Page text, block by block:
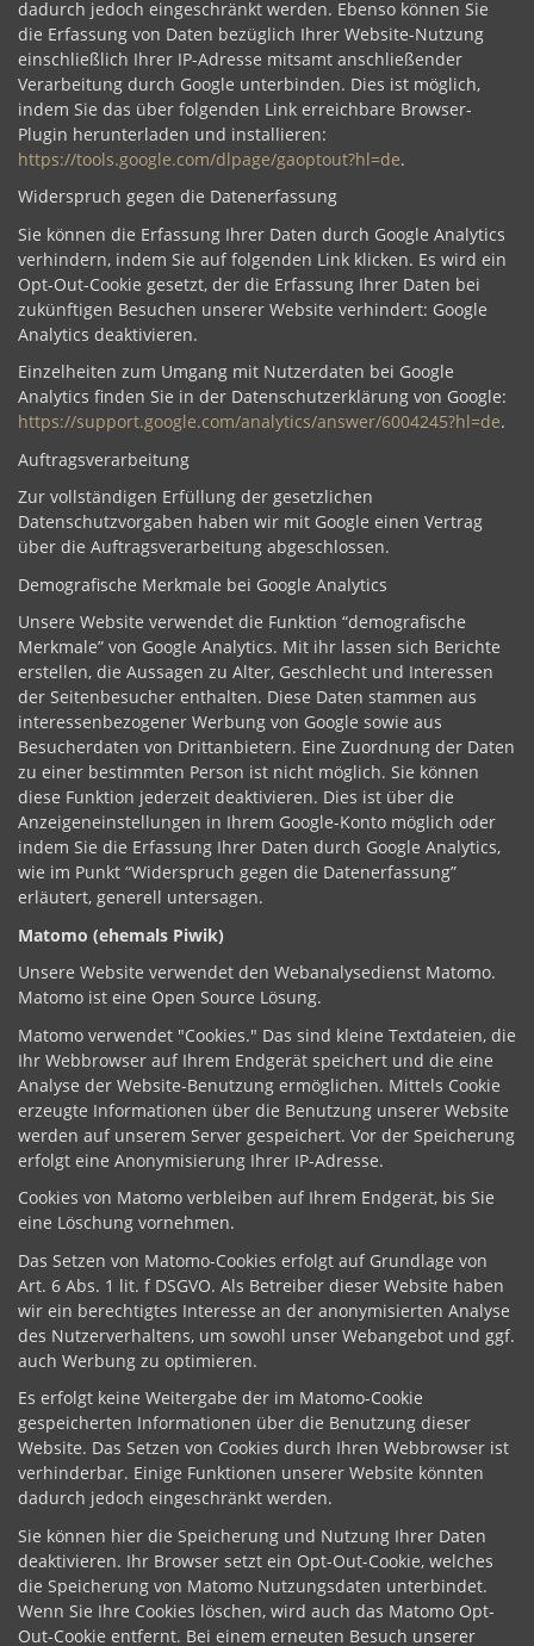
dadurch jedoch eingeschränkt werden. Ebenso können Sie
die Erfassung von Daten bezüglich Ihrer Website-Nutzung
einschließlich Ihrer IP-Adresse mitsamt anschließender
Verarbeitung durch Google unterbinden. Dies ist möglich,
indem Sie das über folgenden Link erreichbare Browser-
Plugin herunterladen und installieren:
https://tools.google.com/dlpage/gaoptout?hl=de.
Widerspruch gegen die Datenerfassung
Sie können die Erfassung Ihrer Daten durch Google Analytics
verhindern, indem Sie auf folgenden Link klicken. Es wird ein
Opt-Out-Cookie gesetzt, der die Erfassung Ihrer Daten bei
zukünftigen Besuchen unserer Website verhindert: Google
Analytics deaktivieren.
Einzelheiten zum Umgang mit Nutzerdaten bei Google
Analytics finden Sie in der Datenschutzerklärung von Google:
https://support.google.com/analytics/answer/6004245?hl=de.
Auftragsverarbeitung
Zur vollständigen Erfüllung der gesetzlichen
Datenschutzvorgaben haben wir mit Google einen Vertrag
über die Auftragsverarbeitung abgeschlossen.
Demografische Merkmale bei Google Analytics
Unsere Website verwendet die Funktion “demografische
Merkmale” von Google Analytics. Mit ihr lassen sich Berichte
erstellen, die Aussagen zu Alter, Geschlecht und Interessen
der Seitenbesucher enthalten. Diese Daten stammen aus
interessenbezogener Werbung von Google sowie aus
Besucherdaten von Drittanbietern. Eine Zuordnung der Daten
zu einer bestimmten Person ist nicht möglich. Sie können
diese Funktion jederzeit deaktivieren. Dies ist über die
Anzeigeneinstellungen in Ihrem Google-Konto möglich oder
indem Sie die Erfassung Ihrer Daten durch Google Analytics,
wie im Punkt “Widerspruch gegen die Datenerfassung”
erläutert, generell untersagen.
Matomo (ehemals Piwik)
Unsere Website verwendet den Webanalysedienst Matomo.
Matomo ist eine Open Source Lösung.
Matomo verwendet "Cookies." Das sind kleine Textdateien, die
Ihr Webbrowser auf Ihrem Endgerät speichert und die eine
Analyse der Website-Benutzung ermöglichen. Mittels Cookie
erzeugte Informationen über die Benutzung unserer Website
werden auf unserem Server gespeichert. Vor der Speicherung
erfolgt eine Anonymisierung Ihrer IP-Adresse.
Cookies von Matomo verbleiben auf Ihrem Endgerät, bis Sie
eine Löschung vornehmen.
Das Setzen von Matomo-Cookies erfolgt auf Grundlage von
Art. 6 Abs. 1 lit. f DSGVO. Als Betreiber dieser Website haben
wir ein berechtigtes Interesse an der anonymisierten Analyse
des Nutzerverhaltens, um sowohl unser Webangebot und ggf.
auch Werbung zu optimieren.
Es erfolgt keine Weitergabe der im Matomo-Cookie
gespeicherten Informationen über die Benutzung dieser
Website. Das Setzen von Cookies durch Ihren Webbrowser ist
verhinderbar. Einige Funktionen unserer Website könnten
dadurch jedoch eingeschränkt werden.
Sie können hier die Speicherung und Nutzung Ihrer Daten
deaktivieren. Ihr Browser setzt ein Opt-Out-Cookie, welches
die Speicherung von Matomo Nutzungsdaten unterbindet.
Wenn Sie Ihre Cookies löschen, wird auch das Matomo Opt-
Out-Cookie entfernt. Bei einem erneuten Besuch unserer